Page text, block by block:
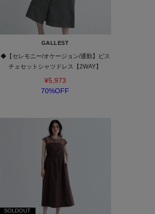
GALLEST
◆【セレモニー/オケージョン/通勤】ビス
チェセットシャツドレス【2WAY】
¥5,973
70%OFF
SOLDOUT